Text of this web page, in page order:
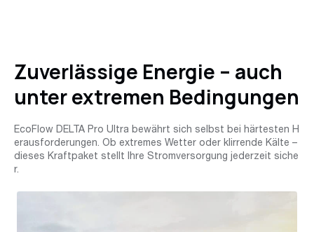
Zuverlässige Energie – auch
unter extremen Bedingungen
EcoFlow DELTA Pro Ultra bewährt sich selbst bei härtesten H
erausforderungen. Ob extremes Wetter oder klirrende Kälte –
dieses Kraftpaket stellt Ihre Stromversorgung jederzeit siche
r.